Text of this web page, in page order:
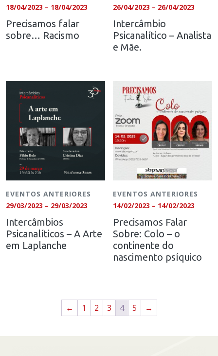
18/04/2023 – 18/04/2023
Precisamos falar
sobre… Racismo
26/04/2023 – 26/04/2023
Intercâmbio
Psicanalítico – Analista
e Mãe.
EVENTOS ANTERIORES
29/03/2023 – 29/03/2023
Intercâmbios
Psicanalíticos – A Arte
em Laplanche
EVENTOS ANTERIORES
14/02/2023 – 14/02/2023
Precisamos Falar
Sobre: Colo – o
continente do
nascimento psíquico
← 1 2 3 4 5 →